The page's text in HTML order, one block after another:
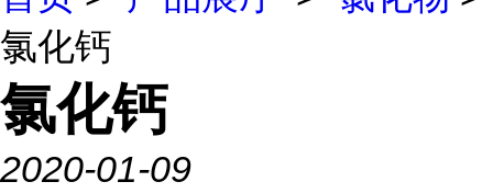
氯化钙
氯化钙
2020-01-09